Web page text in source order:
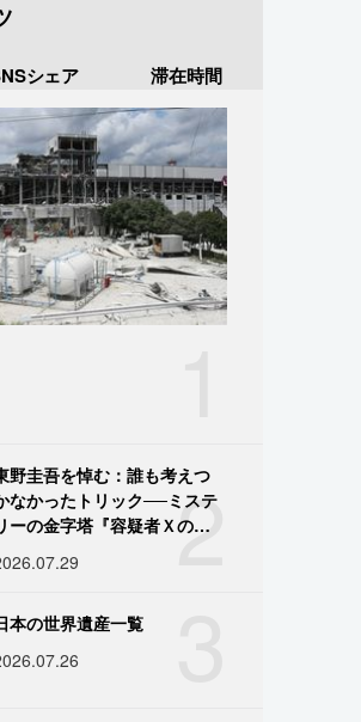
シェア 滞在時間
2
野圭吾を悼む：誰も考えつ
なかったトリック──ミステ
ーの金字塔『容疑者Ｘの献
本の世界遺産一覧